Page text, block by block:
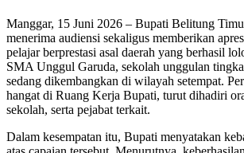
Manggar, 15 Juni 2026 – Bupati Belitung
menerima audiensi sekaligus memberikan
pelajar berprestasi asal daerah yang berhasil
SMA Unggul Garuda, sekolah unggulan
sedang dikembangkan di wilayah setempat.
hangat di Ruang Kerja Bupati, turut dihadiri
sekolah, serta pejabat terkait.
Dalam kesempatan itu, Bupati menyatakan